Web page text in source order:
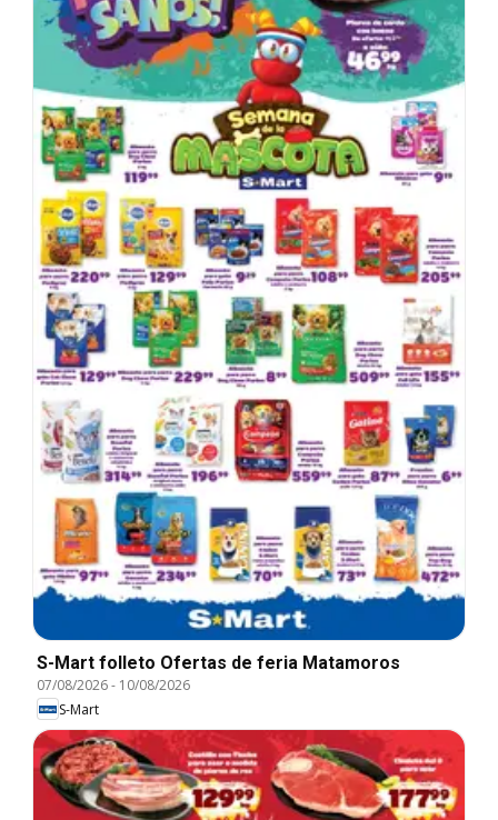
S-Mart folleto Ofertas de feria Matamoros
07/08/2026- 10/08/2026
S-Mart